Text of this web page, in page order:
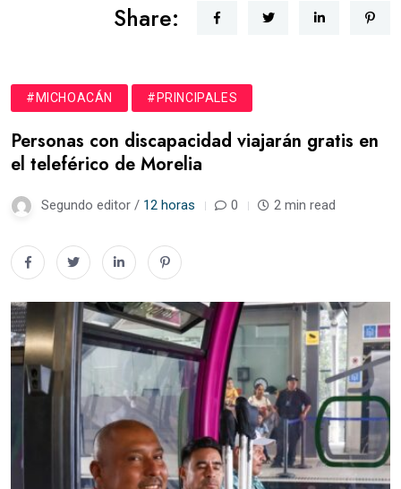
Share:
#MICHOACÁN #PRINCIPALES
Personas con discapacidad viajarán gratis en
el teleférico de Morelia
Segundo editor / 12 horas 0 2 min read